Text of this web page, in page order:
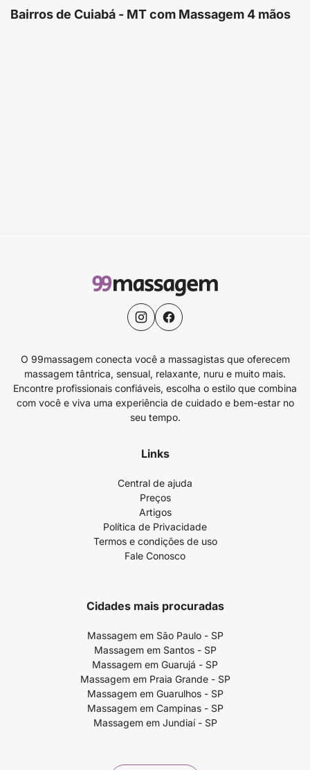
Bairros de Cuiabá - MT com Massagem 4 mãos
O 99massagem conecta você a massagistas que oferecem
massagem tântrica, sensual, relaxante, nuru e muito mais.
Encontre profissionais confiáveis, escolha o estilo que combina
com você e viva uma experiência de cuidado e bem-estar no
seu tempo.
Links
Central de ajuda
Preços
Artigos
Política de Privacidade
Termos e condições de uso
Fale Conosco
Cidades mais procuradas
Massagem em São Paulo - SP
Massagem em Santos - SP
Massagem em Guarujá - SP
Massagem em Praia Grande - SP
Massagem em Guarulhos - SP
Massagem em Campinas - SP
Massagem em Jundiaí - SP